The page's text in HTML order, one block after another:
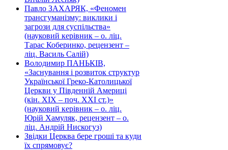
Павло ЗАХАРЯК, «Феномен
трансгуманізму: виклики і
загрози для суспільства»
(науковий керівник – о. ліц.
Тарас Коберинко, рецензент –
ліц. Василь Салій)
Володимир ПАНЬКІВ,
«Заснування і розвиток структур
Української Греко-Католицької
Церкви у Південній Америці
(кін. ХІХ – поч. ХХІ ст.)»
(науковий керівник – о. ліц.
Юрій Хамуляк, рецензент – о.
ліц. Андрій Нискогуз)
Звідки Церква бере гроші та куди
їх спрямовує?